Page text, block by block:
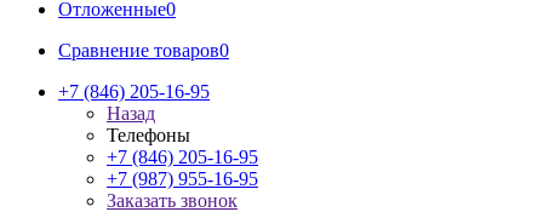
Отложенные0
Сравнение товаров0
+7 (846) 205-16-95
Назад
Телефоны
+7 (846) 205-16-95
+7 (987) 955-16-95
Заказать звонок